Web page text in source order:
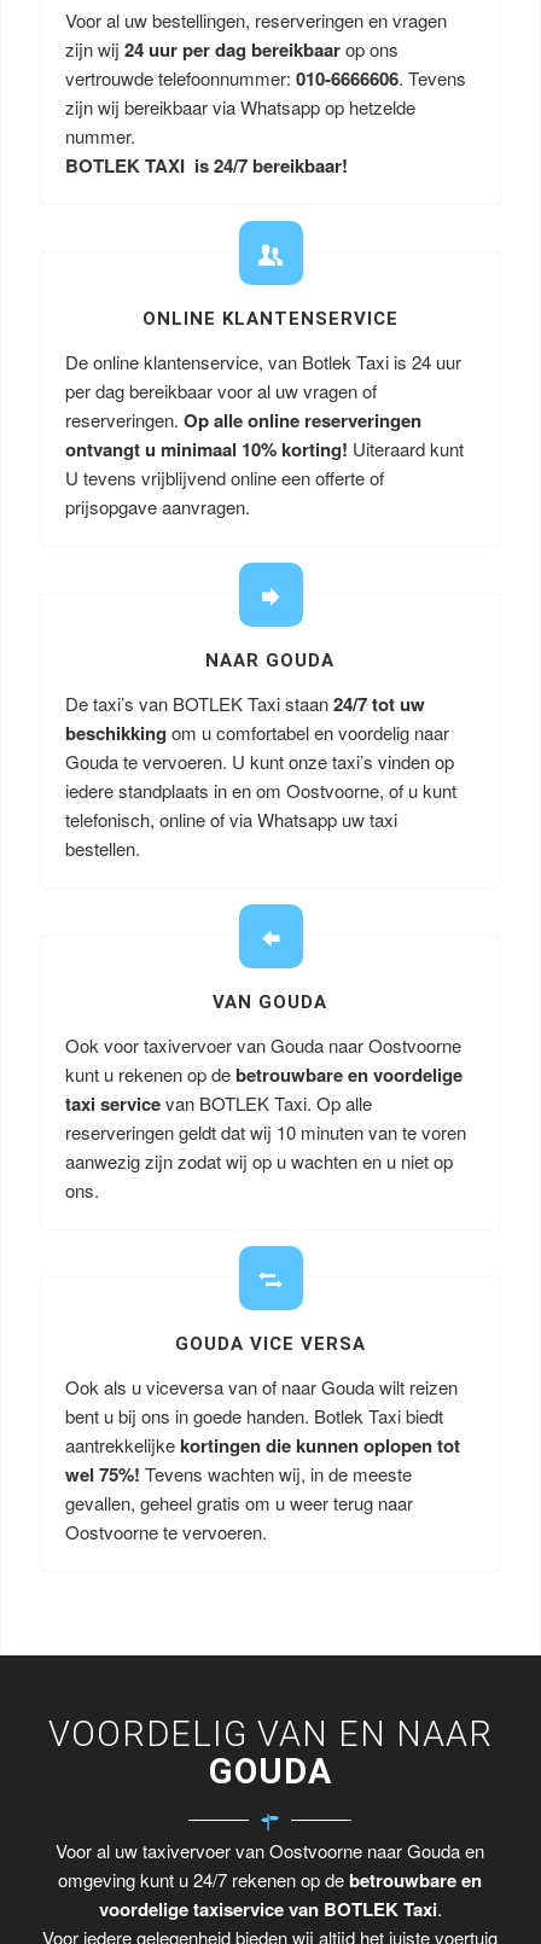
Voor al uw bestellingen, reserveringen en vragen
zijn wij 24 uur per dag bereikbaarop ons
vertrouwde telefoonnummer: 010-6666606. Tevens
zijn wij bereikbaar via Whatsapp op hetzelde
nummer.
BOTLEK TAXI is 24/7 bereikbaar!
ONLINE KLANTENSERVICE
De online klantenservice, van Botlek Taxi is 24 uur
per dag bereikbaar voor al uw vragen of
reserveringen. Op alle online reserveringen
ontvangt u minimaal 10% korting! Uiteraard kunt
U tevens vrijblijvend online een offerte of
prijsopgave aanvragen.
NAAR GOUDA
De taxi’s van BOTLEK Taxi staan24/7 tot uw
beschikking om u comfortabel en voordelig naar
Gouda te vervoeren. U kunt onze taxi’s vinden op
iedere standplaats in en om Oostvoorne, of u kunt
telefonisch, online of via Whatsapp uw taxi
bestellen.
VAN GOUDA
Ook voor taxivervoer van Gouda naar Oostvoorne
kunt u rekenen op debetrouwbare en voordelige
taxi servicevan BOTLEK Taxi. Op alle
reserveringen geldt dat wij 10 minuten van te voren
aanwezig zijn zodat wij op u wachten en u niet op
ons.
GOUDA VICE VERSA
Ook als u viceversa van of naar Gouda wilt reizen
bent u bij ons in goede handen. Botlek Taxi biedt
aantrekkelijkekortingen die kunnen oplopen tot
wel 75%! Tevens wachten wij, in de meeste
gevallen, geheel gratis om u weer terug naar
Oostvoorne te vervoeren.
VOORDELIG VAN EN NAAR
GOUDA
Voor al uw taxivervoer van Oostvoorne naar Gouda en
omgeving kunt u 24/7 rekenen op debetrouwbare en
voordelige taxiservice van BOTLEK Taxi.
Voor iedere gelegenheid bieden wij altijd het juiste voertuig